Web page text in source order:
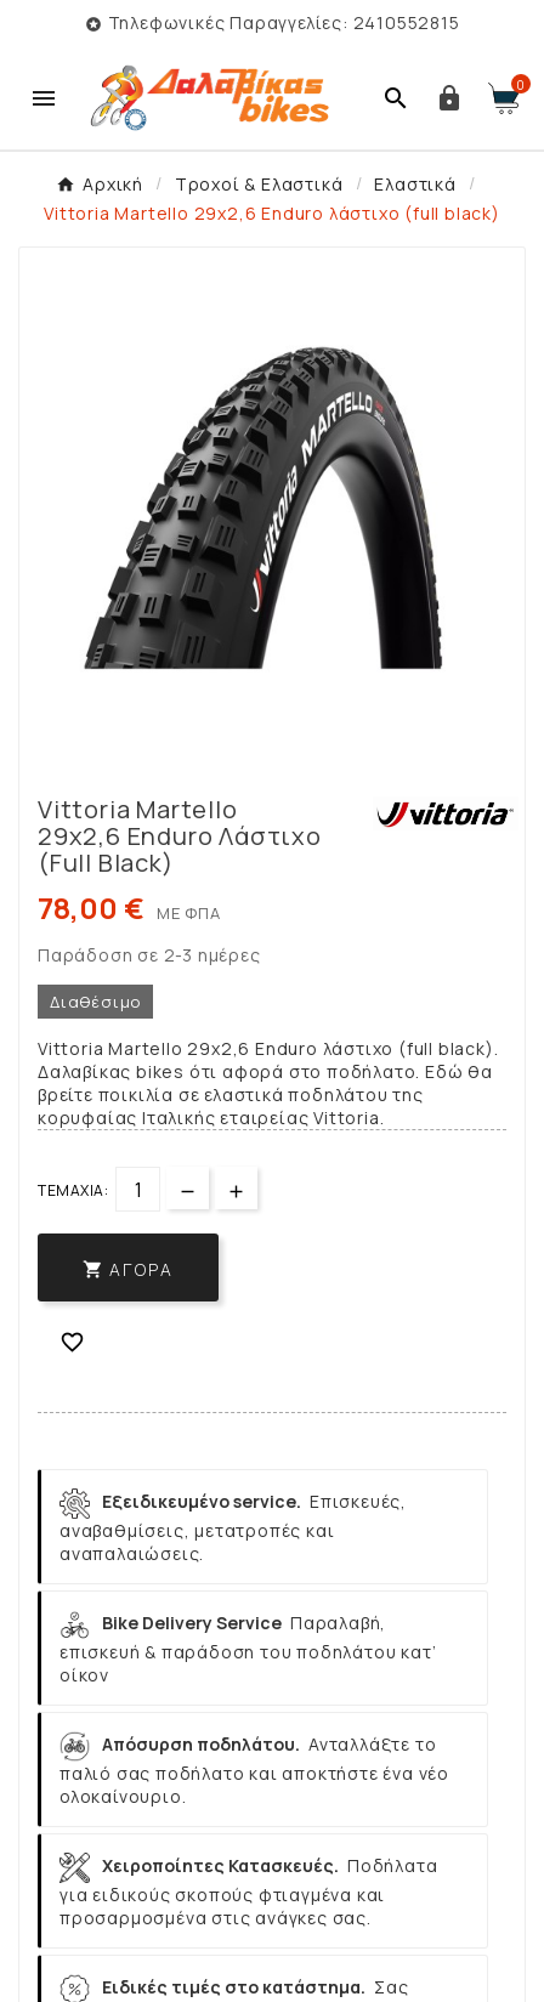
 Τηλεφωνικές Παραγγελίες: 2410552815
   0
Αρχική Τροχοί & Ελαστικά
Ελαστικά
Vittoria Martello 29x2,6 Enduro λάστιχο (full black)
Vittoria Martello
29x2,6 Enduro Λάστιχο
(full Black)
78,00 € ΜΕ ΦΠΑ
Παράδοση σε 2-3 ημέρες
Διαθέσιμο
Vittoria Martello 29x2,6 Enduro λάστιχο (full black).
Δαλαβίκας bikes ότι αφορά στο ποδήλατο. Εδώ θα
βρείτε ποικιλία σε ελαστικά ποδηλάτου της
κορυφαίας Ιταλικής εταιρείας Vittoria.
ΤΕΜΆΧΙΑ:
 ΑΓΟΡΆ

Εξειδικευμένο service. Επισκευές,
αναβαθμίσεις, μετατροπές και
αναπαλαιώσεις.
Bike Delivery Service Παραλαβή,
επισκευή & παράδοση του ποδηλάτου κατ’
οίκον
Απόσυρση ποδηλάτου. Ανταλλάξτε το
παλιό σας ποδήλατο και αποκτήστε ένα νέο
ολοκαίνουριο.
Χειροποίητες Κατασκευές. Ποδήλατα
για ειδικούς σκοπούς φτιαγμένα και
προσαρμοσμένα στις ανάγκες σας.
Ειδικές τιμές στο κατάστημα. Σας